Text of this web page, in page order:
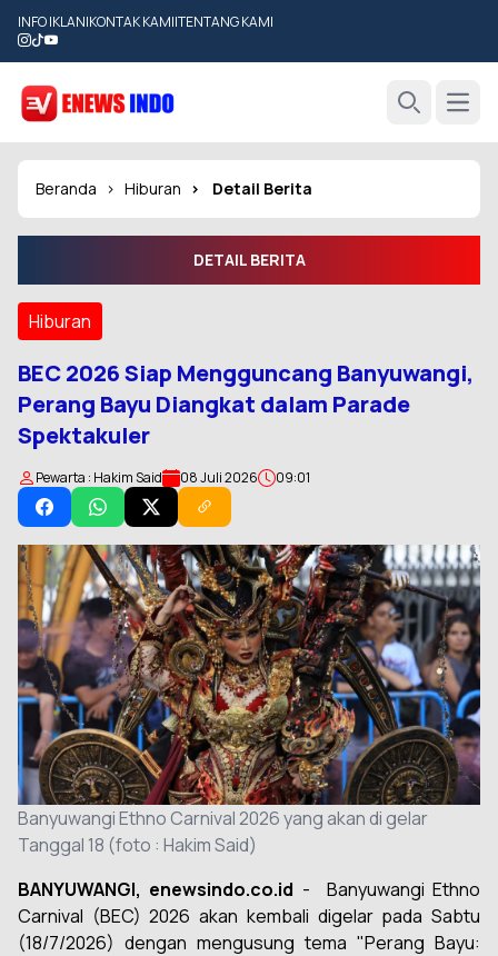
INFO IKLAN|KONTAK KAMI|TENTANG KAMI
Beranda Hiburan Detail Berita
DETAIL BERITA
Hiburan
BEC 2026 Siap Mengguncang Banyuwangi,
Perang Bayu Diangkat dalam Parade
Spektakuler
Pewarta : Hakim Said 08 Juli 2026 09:01
Banyuwangi Ethno Carnival 2026 yang akan di gelar
Tanggal 18 (foto : Hakim Said)
BANYUWANGI, enewsindo.co.id - Banyuwangi Ethno
Carnival (BEC) 2026 akan kembali digelar pada Sabtu
(18/7/2026) dengan mengusung tema "Perang Bayu: